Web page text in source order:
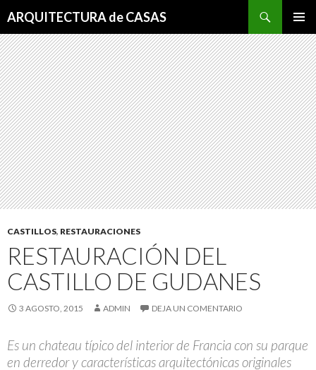
ARQUITECTURA de CASAS
MENÚ
AL
CONTENIDO
CASTILLOS, RESTAURACIONES
RESTAURACIÓN DEL
CASTILLO DE GUDANES
3 AGOSTO, 2015 ADMIN DEJA UN COMENTARIO
Es un chateau típico del interior de Francia con su parque
en derredor y características arquitectónicas originales